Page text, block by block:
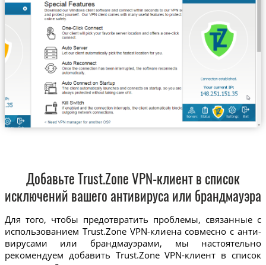
Добавьте Trust.Zone VPN-клиент в список
исключений вашего антивируса или брандмауэра
Для того, чтобы предотвратить проблемы, связанные с
использованием Trust.Zone VPN-клиена совмесно с анти-
вирусами или брандмауэрами, мы настоятельно
рекомендуем добавить Trust.Zone VPN-клиент в список